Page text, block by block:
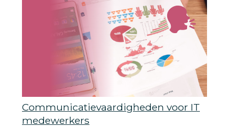
Communicatievaardigheden voor IT
medewerkers